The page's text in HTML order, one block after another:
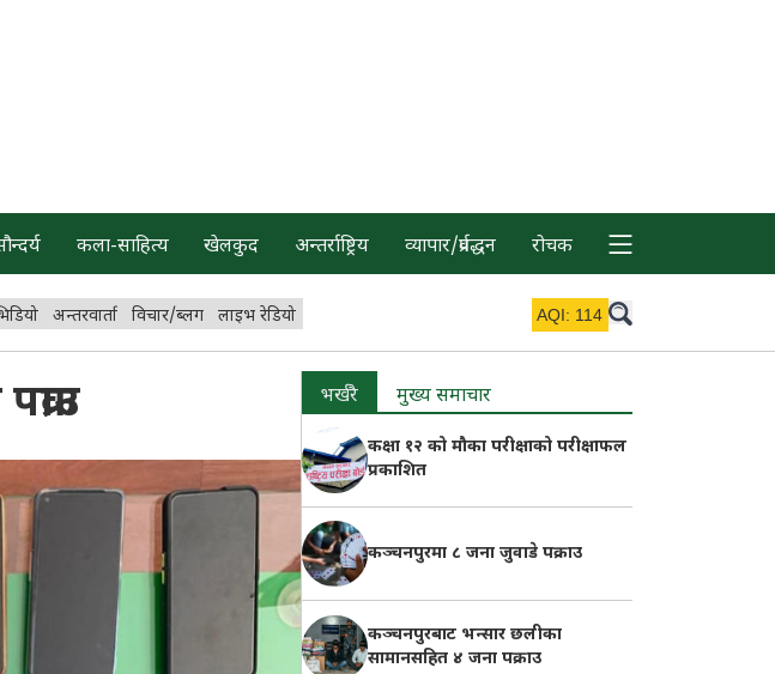
कला-साहित्य खेलकुद अन्तर्राष्ट्रिय व्यापार/प्रर्वद्धन रोचक
अन्तरवार्ता विचार/ब्लग लाइभ रेडियो AQI: 114
भर्खरै मुख्य समाचार
कक्षा १२ को मौका परीक्षाको परीक्षाफल
प्रकाशित
कञ्चनपुरमा ८ जना जुवाडे पक्राउ
कञ्चनपुरबाट भन्सार छलीका
सामानसहित ४ जना पक्राउ